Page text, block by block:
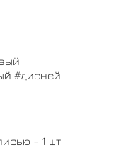
#дисней
- 1 шт